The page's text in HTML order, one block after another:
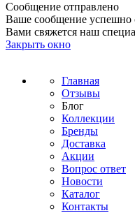
Сообщение отправлено
Ваше сообщение успешно
Вами свяжется наш
Закрыть окно
Главная
Отзывы
Блог
Коллекции
Бренды
Доставка
Акции
Вопрос ответ
Новости
Каталог
Контакты